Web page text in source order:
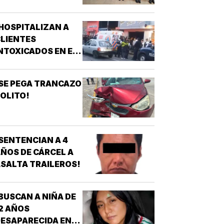
A
EN EL
PEGA TRANCAZO
A 4
DE CÁRCEL A
TRAILEROS!
A NIÑA DE
AÑOS
EN